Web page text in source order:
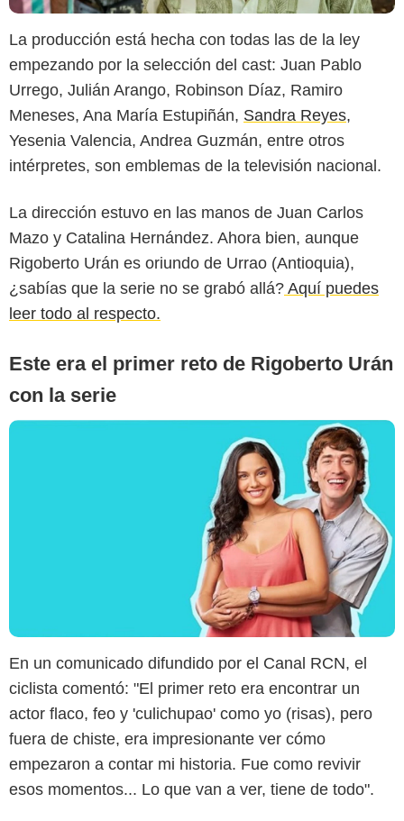
La producción está hecha con todas las de la ley
empezando por la selección del cast: Juan Pablo
Urrego, Julián Arango, Robinson Díaz, Ramiro
Meneses, Ana María Estupiñán, Sandra Reyes,
Yesenia Valencia, Andrea Guzmán, entre otros
intérpretes, son emblemas de la televisión nacional.
La dirección estuvo en las manos de Juan Carlos
Mazo y Catalina Hernández. Ahora bien, aunque
Rigoberto Urán es oriundo de Urrao (Antioquia),
¿sabías que la serie no se grabó allá? Aquí puedes
leer todo al respecto.
Este era el primer reto de Rigoberto Urán
con la serie
Prime Video
En un comunicado difundido por el Canal RCN, el
ciclista comentó: "El primer reto era encontrar un
actor flaco, feo y 'culichupao' como yo (risas), pero
fuera de chiste, era impresionante ver cómo
empezaron a contar mi historia. Fue como revivir
esos momentos... Lo que van a ver, tiene de todo".